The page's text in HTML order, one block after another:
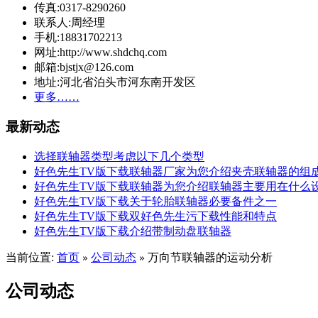
传真:0317-8290260
联系人:周经理
手机:18831702213
网址:http://www.shdchq.com
邮箱:bjstjx@126.com
地址:河北省泊头市河东南开发区
更多……
最新动态
选择联轴器类型考虑以下几个类型
好色先生TV版下载联轴器厂家为您介绍夹壳联轴器的组
好色先生TV版下载联轴器为您介绍联轴器主要用在什么
好色先生TV版下载关于轮胎联轴器必要备件之一
好色先生TV版下载双好色先生污下载性能和特点
好色先生TV版下载介绍带制动盘联轴器
当前位置: 首页 » 公司动态 » 万向节联轴器的运动分析
公司动态